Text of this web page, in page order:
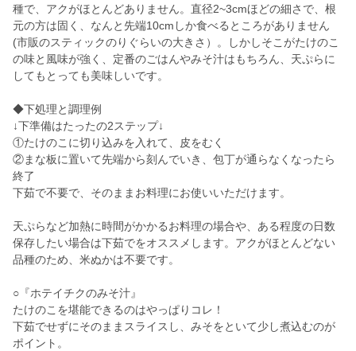
種で、アクがほとんどありません。直径2~3cmほどの細さで、根
元の方は固く、なんと先端10cmしか食べるところがありません
(市販のスティックのりぐらいの大きさ）。しかしそこがたけのこ
の味と風味が強く、定番のごはんやみそ汁はもちろん、天ぷらに
してもとっても美味しいです。
◆下処理と調理例
↓下準備はたったの2ステップ↓
①たけのこに切り込みを入れて、皮をむく
②まな板に置いて先端から刻んでいき、包丁が通らなくなったら
終了
下茹で不要で、そのままお料理にお使いいただけます。
天ぷらなど加熱に時間がかかるお料理の場合や、ある程度の日数
保存したい場合は下茹でをオススメします。アクがほとんどない
品種のため、米ぬかは不要です。
○『ホテイチクのみそ汁』
たけのこを堪能できるのはやっぱりコレ！
下茹でせずにそのままスライスし、みそをといて少し煮込むのが
ポイント。